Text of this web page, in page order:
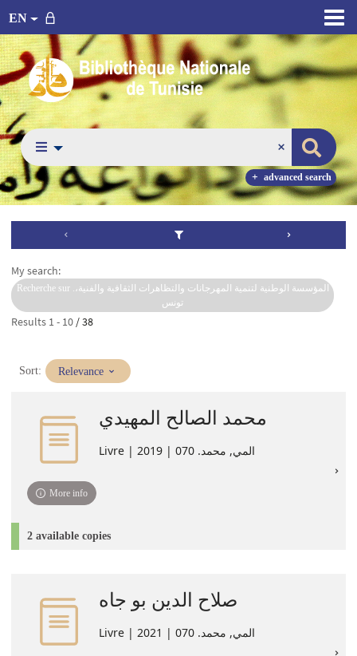
EN
advanced search
My search:
Recherche sur المؤسسة الوطنية لتنمية المهرجانات والتظاهرات الثقافية والفنية،.
تونس
Results 1 - 10 / 38
Sort: (Immediate
update)
Relevance
محمد الصالح المهيدي
Livre | المي‏, ‏محمد‏. 070 | 2019
More info
2 available copies
صلاح الدين بو جاه
Livre | المي‏, ‏محمد‏. 070 | 2021